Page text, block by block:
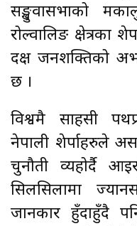
सङ्खुवासभाको
रोल्वालिङ क्षेत्रका
दक्ष जनशक्तिको
छ ।
विश्वमै साहसी
नेपाली शेर्पाहरुले
चुनौती व्यहोर्दै
सिलसिलामा
जानकार हुँदाहुँदै